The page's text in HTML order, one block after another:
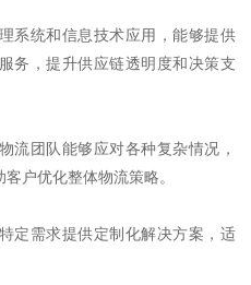
系统和信息技术应用，能够提供
务，提升供应链透明度和决策支
流团队能够应对各种复杂情况，
户优化整体物流策略。
定需求提供定制化解决方案，适